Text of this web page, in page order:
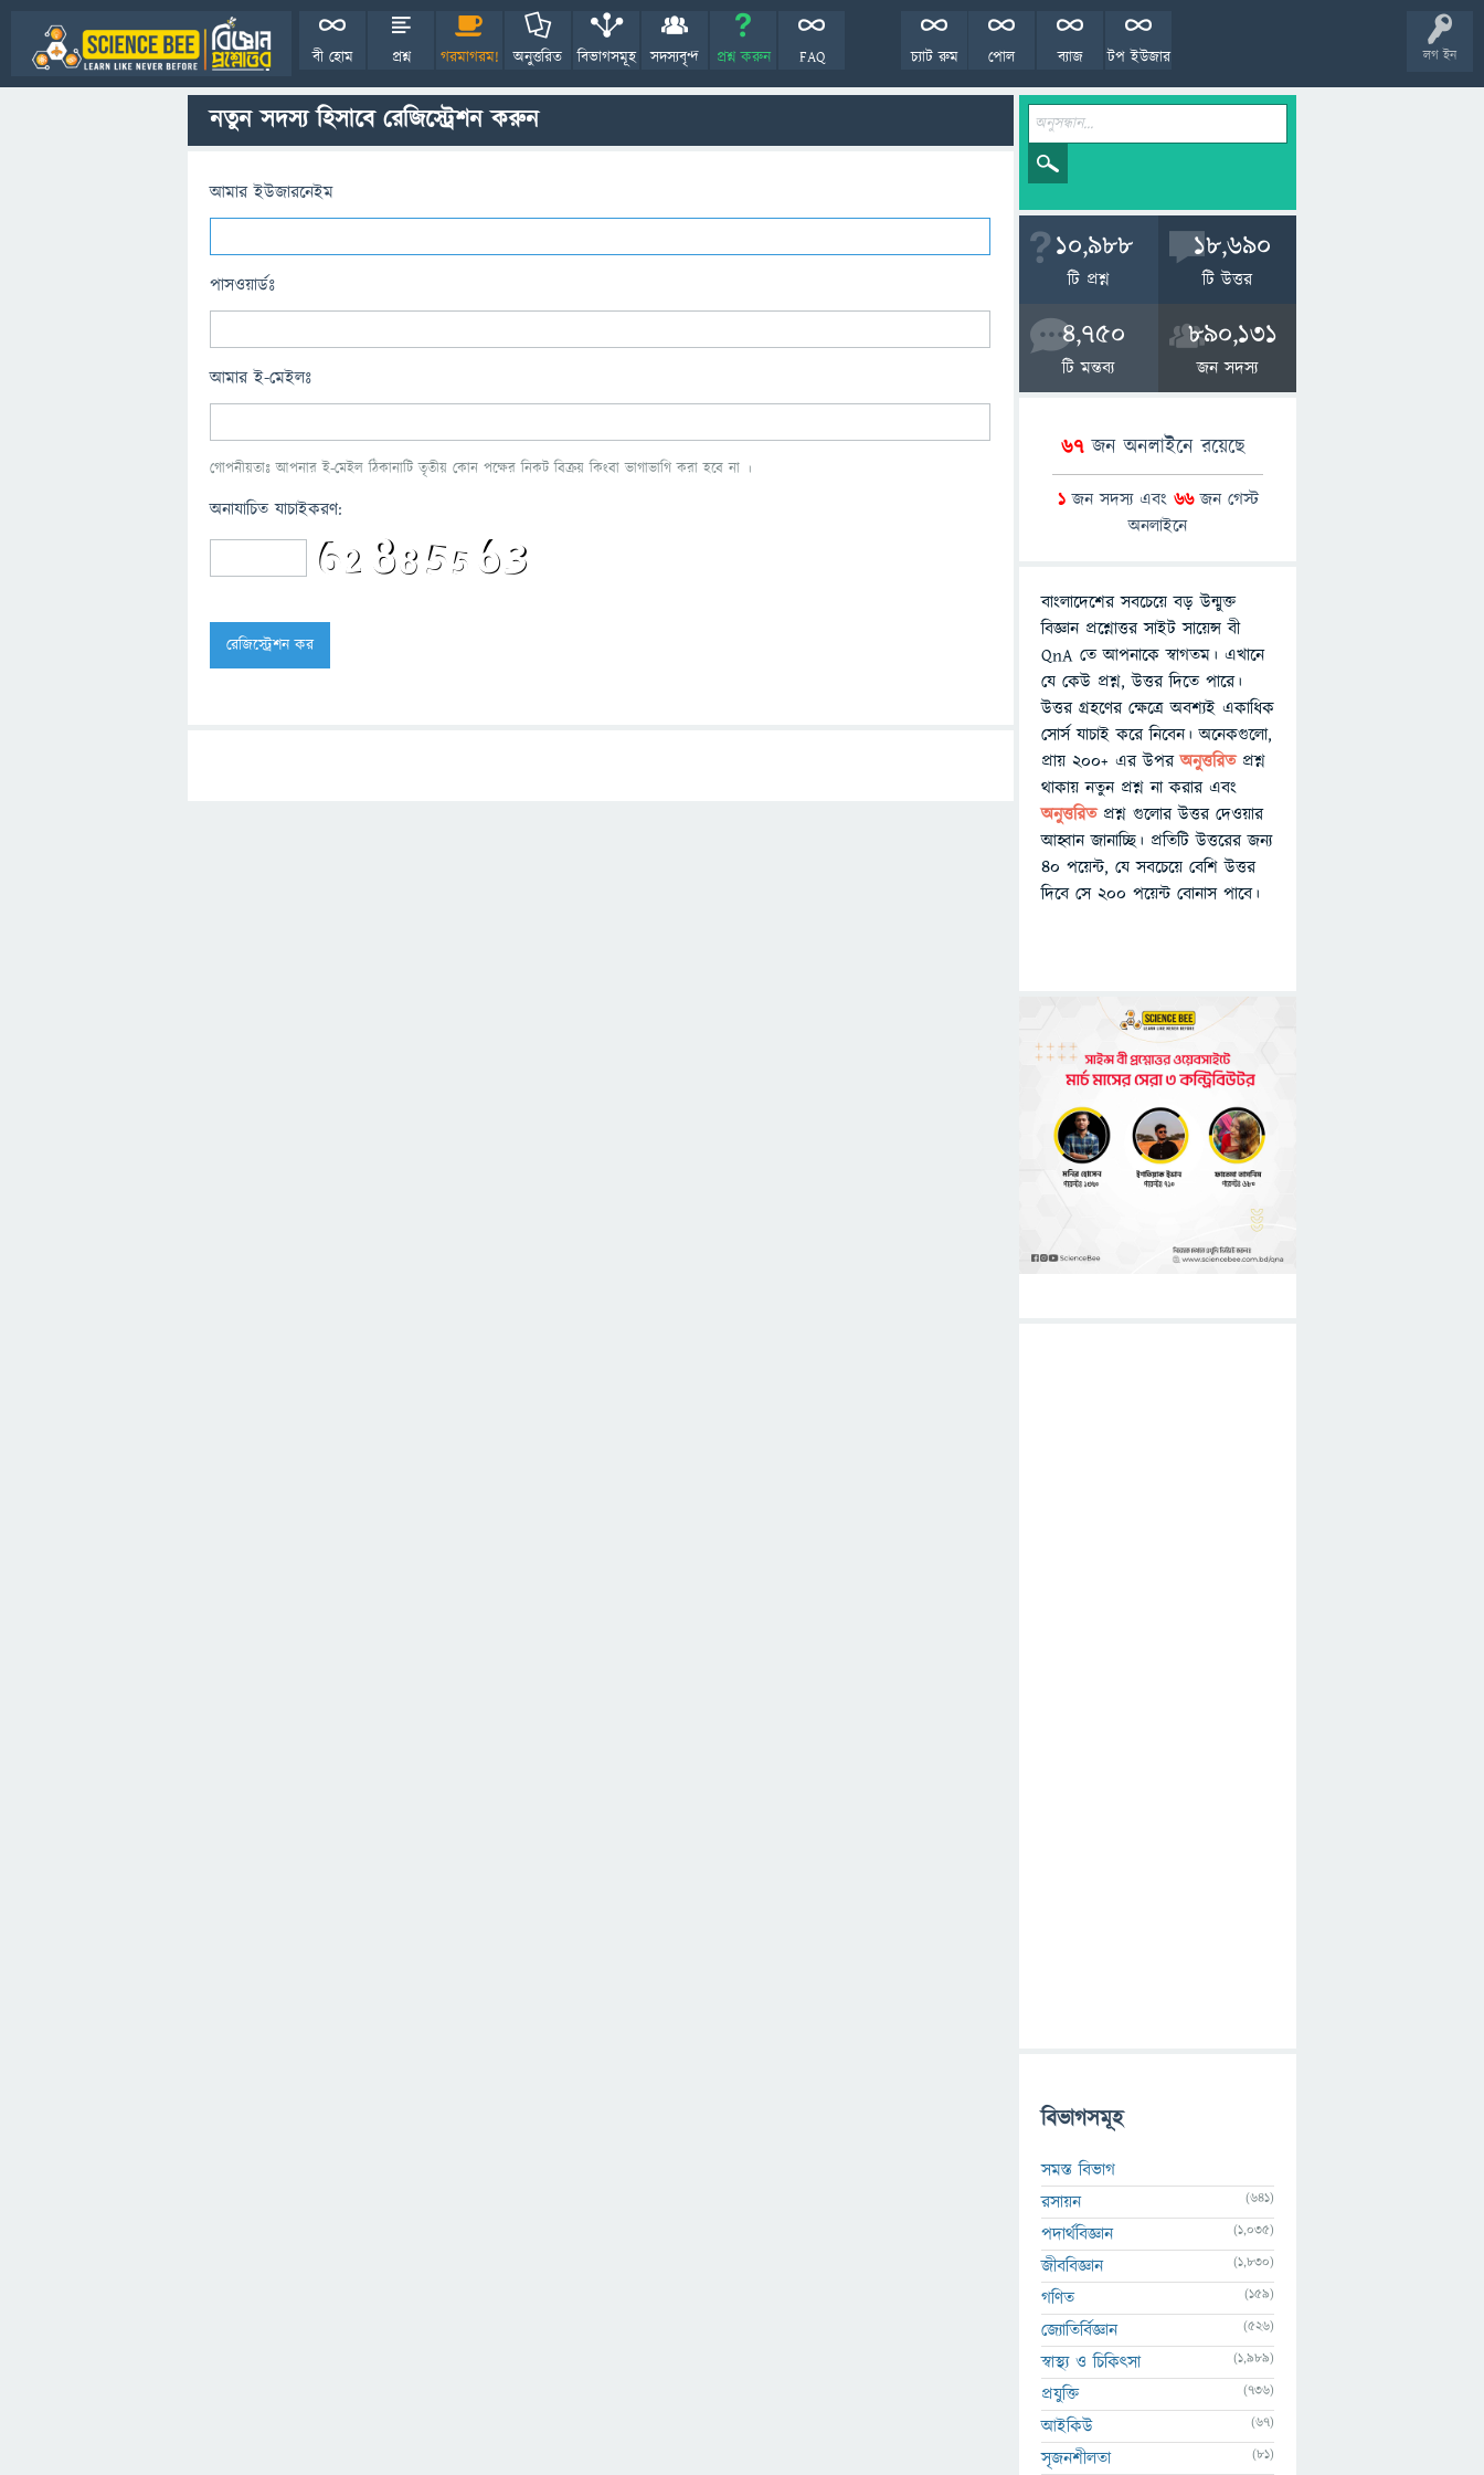
লগ ইন
বী হোম প্রশ্ন গরমাগরম! অনুত্তরিত বিভাগসমূহ সদস্যবৃন্দ প্রশ্ন করুন FAQ টপ ইউজার
ব্যাজ
পোল
চ্যাট রুম
নতুন সদস্য হিসাবে রেজিস্ট্রেশন করুন
আমার ইউজারনেইম
পাসওয়ার্ডঃ
আমার ই-মেইলঃ
গোপনীয়তাঃ আপনার ই-মেইল ঠিকানাটি তৃতীয় কোন পক্ষের নিকট বিক্রয় কিংবা ভাগাভাগি করা হবে না ।
অনাযাচিত যাচাইকরণ:
10,988
টি প্রশ্ন
18,690
টি উত্তর
4,750
টি মন্তব্য
890,131
জন সদস্য
67 জন অনলাইনে রয়েছে
1জন সদস্য এবং 66জন গেস্ট
অনলাইনে
বাংলাদেশের সবচেয়ে বড় উন্মুক্ত
বিজ্ঞান প্রশ্নোত্তর সাইট সায়েন্স বী
QnA তে আপনাকে স্বাগতম। এখানে
যে কেউ প্রশ্ন, উত্তর দিতে পারে।
উত্তর গ্রহণের ক্ষেত্রে অবশ্যই একাধিক
সোর্স যাচাই করে নিবেন। অনেকগুলো,
প্রায় ২০০+ এর উপরঅনুত্তরিতপ্রশ্ন
থাকায় নতুন প্রশ্ন না করার এবং
অনুত্তরিত প্রশ্ন গুলোর উত্তর দেওয়ার
আহ্বান জানাচ্ছি। প্রতিটি উত্তরের জন্য
৪০ পয়েন্ট, যে সবচেয়ে বেশি উত্তর
দিবে সে ২০০ পয়েন্ট বোনাস পাবে।
বিভাগসমূহ
সমস্ত বিভাগ
রসায়ন
(641)
পদার্থবিজ্ঞান (1,035)
জীববিজ্ঞান (1,830)
গণিত (159)
জ্যোতির্বিজ্ঞান (526)
স্বাস্থ্য ও চিকিৎসা (1,989)
প্রযুক্তি (736)
আইকিউ (67)
সৃজনশীলতা (81)